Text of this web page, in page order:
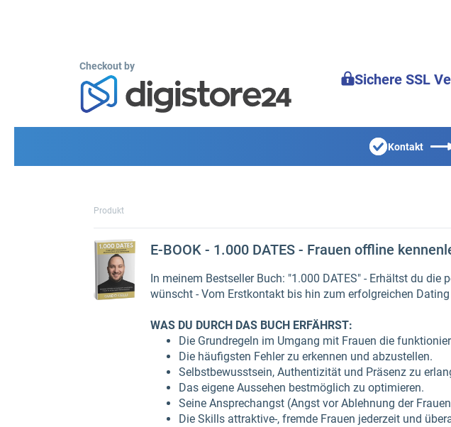
Checkout by
Sichere SSL
Kontakt
Produkt
E-BOOK - 1.000 DATES - Frauen offline
In meinem Bestseller Buch: "1.000 DATES" - Erhältst du
wünscht - Vom Erstkontakt bis hin zum erfolgreichen
WAS DU DURCH DAS BUCH ERFÄHRST:
Die Grundregeln im Umgang mit Frauen die
Die häufigsten Fehler zu erkennen und abzustellen.
Selbstbewusstsein, Authentizität und Präsenz zu
Das eigene Aussehen bestmöglich zu optimieren.
Seine Ansprechangst (Angst vor Ablehnung der
Die Skills attraktive-, fremde Frauen jederzeit und